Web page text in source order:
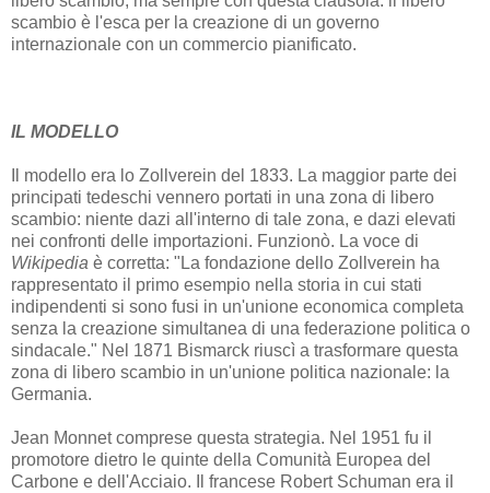
scambio è l'esca per la creazione di un governo
internazionale con un commercio pianificato.
IL MODELLO
Il modello era lo Zollverein del 1833. La maggior parte dei
principati tedeschi vennero portati in una zona di libero
scambio: niente dazi all'interno di tale zona, e dazi elevati
nei confronti delle importazioni. Funzionò. La voce di
Wikipedia è corretta: "La fondazione dello Zollverein ha
rappresentato il primo esempio nella storia in cui stati
indipendenti si sono fusi in un'unione economica completa
senza la creazione simultanea di una federazione politica o
sindacale." Nel 1871 Bismarck riuscì a trasformare questa
zona di libero scambio in un'unione politica nazionale: la
Germania.
Jean Monnet comprese questa strategia. Nel 1951 fu il
promotore dietro le quinte della Comunità Europea del
Carbone e dell'Acciaio. Il francese Robert Schuman era il